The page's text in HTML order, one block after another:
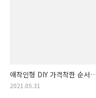
애착인형 DIY 가격착한 순서
상품 정보. 애착인형 만들기 DIY
2021.05.31